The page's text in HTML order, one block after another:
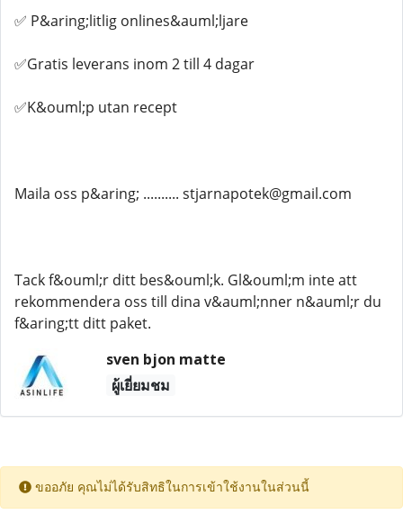
✅ P&aring;litlig onlines&auml;ljare
✅Gratis leverans inom 2 till 4 dagar
✅K&ouml;p utan recept
Maila oss p&aring; .......... stjarnapotek@gmail.com
Tack f&ouml;r ditt bes&ouml;k. Gl&ouml;m inte att
rekommendera oss till dina v&auml;nner n&auml;r du
f&aring;tt ditt paket.
sven bjon matte
ผู้เยี่ยมชม
ขออภัย คุณไม่ได้รับสิทธิในการเข้าใช้งานในส่วนนี้